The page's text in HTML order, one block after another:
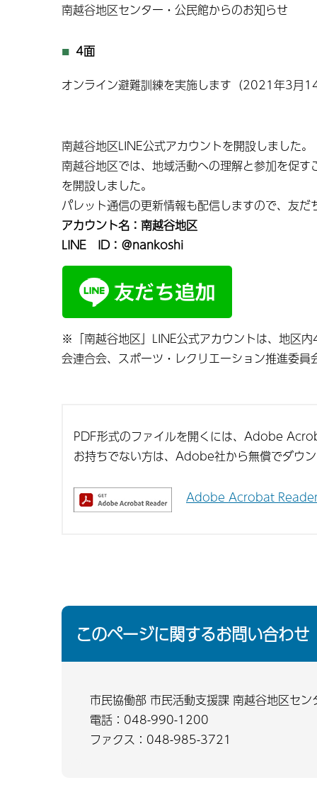
南越谷地区センター・公民館からのお知らせ
4面
オンライン避難訓練を実施します（2021年3月
南越谷地区LINE公式アカウントを開設しました。
南越谷地区では、地域活動への理解と参加を促
を開設しました。
パレット通信の更新情報も配信しますので、友
アカウント名：南越谷地区
LINE ID：＠nankoshi
※「南越谷地区」LINE公式アカウントは、地区
会連合会、スポーツ・レクリエーション推進委員
PDF形式のファイルを開くには、Adobe
お持ちでない方は、Adobe社から無償でダウ
Adobe Acrobat Reader
このページに関するお問い合わせ
市民協働部 市民活動支援課 南越谷地区セ
電話：048-990-1200
ファクス：048-985-3721